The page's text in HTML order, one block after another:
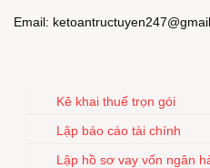
Email:
Kê khai thuế trọn gói
Lập báo cáo tài chính
Lập hồ sơ vay vốn ngân